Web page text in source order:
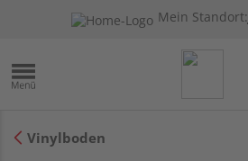
Mein Standort:
Vinylboden